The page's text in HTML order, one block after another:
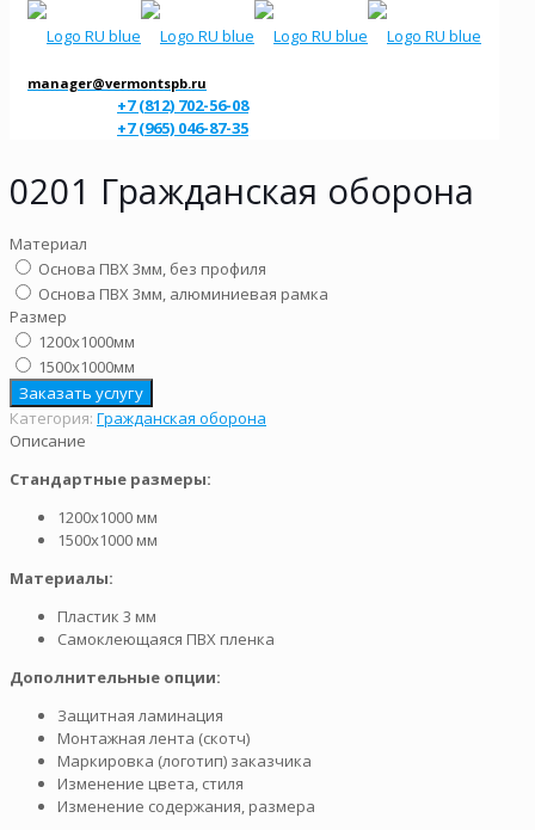
manager@vermontspb.ru
+7 (812) 702-56-08
+7 (965) 046-87-35
0201 Гражданская оборона
Материал
Основа ПВХ 3мм, без профиля
Основа ПВХ 3мм, алюминиевая рамка
Размер
1200х1000мм
1500х1000мм
Заказать услугу
Категория: Гражданская оборона
Описание
Стандартные размеры:
1200х1000 мм
1500х1000 мм
Материалы:
Пластик 3 мм
Самоклеющаяся ПВХ пленка
Дополнительные опции:
Защитная ламинация
Монтажная лента (скотч)
Маркировка (логотип) заказчика
Изменение цвета, стиля
Изменение содержания, размера